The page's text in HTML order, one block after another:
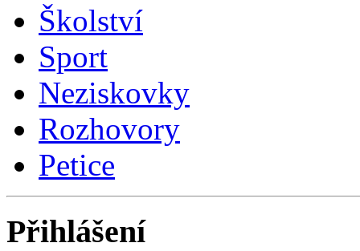
Školství
Sport
Neziskovky
Rozhovory
Petice
Přihlášení